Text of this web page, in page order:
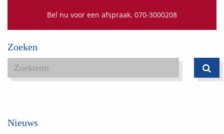
Bel nu voor een afspraak. 070-3000208
Zoeken
Nieuws